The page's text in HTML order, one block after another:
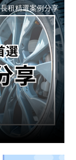
長租精選案例分享